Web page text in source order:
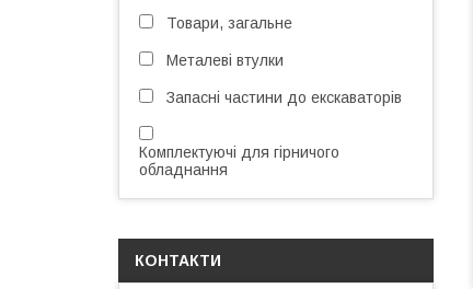
Товари, загальне
Металеві втулки
Запасні частини до екскаваторів
Комплектуючі для гірничого
обладнання
КОНТАКТИ